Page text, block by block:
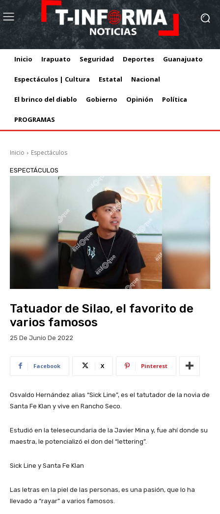
Inicio Irapuato Seguridad Deportes Guanajuato
Espectáculos | Cultura Estatal Nacional
El brinco del diablo Gobierno Opinión Política
PROGRAMAS
Inicio Espectáculos
ESPECTÁCULOS
Tatuador de Silao, el favorito de
varios famosos
25 De Junio De 2022
Facebook X Pinterest
Osvaldo Hernández alias “Sick Line”, es el tatutador de la novia de
Santa Fe Klan y vive en Rancho Seco.
Estudió en la telesecundaria de la Javier Mina y, fue ahí donde su
maestra, le potencializó el don del “lettering”.
Sick Line y Santa Fe Klan
Las letras en la piel de las personas, es una pasión, que lo ha
llevado a “rayar” a varios famosos.